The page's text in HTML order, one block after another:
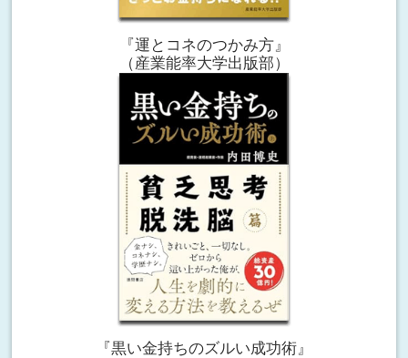
『運とコネのつかみ方』
（産業能率大学出版部）
『黒い金持ちのズルい成功術』